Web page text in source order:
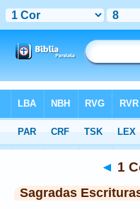
>SEV> 1 Corintios 8
◄ 1
Sagradas